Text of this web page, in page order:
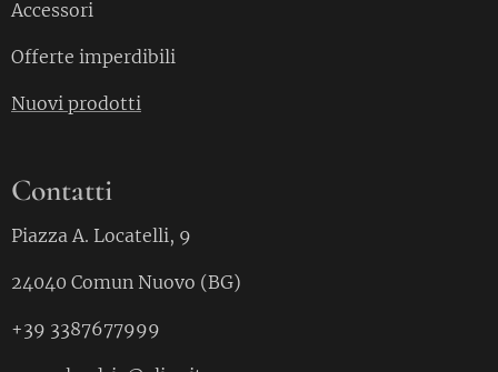
Accessori
Offerte imperdibili
Nuovi prodotti
Contatti
Piazza A. Locatelli, 9
24040 Comun Nuovo (BG)
+39 3387677999